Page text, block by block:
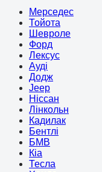
Мерседес
Тойота
Шевроле
Форд
Лексус
Ауді
Додж
Jeep
Ніссан
Лінкольн
Кадилак
Бентлі
БМВ
Кіа
Тесла